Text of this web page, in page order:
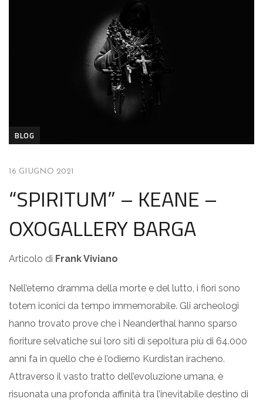
BLOG
16 GIUGNO 2021
“SPIRITUM” – KEANE –
OXOGALLERY BARGA
Articolo di Frank Viviano
Nell’eterno dramma della morte e del lutto, i fiori sono
totem iconici da tempo immemorabile. Gli archeologi
hanno trovato prove che i Neanderthal hanno sparso
fioriture selvatiche sui loro siti di sepoltura più di 64.000
anni fa in quello che è l’odierno Kurdistan iracheno.
Attraverso il vasto tratto dell’evoluzione umana, è
risuonata una profonda affinità tra l’inevitabile destino di